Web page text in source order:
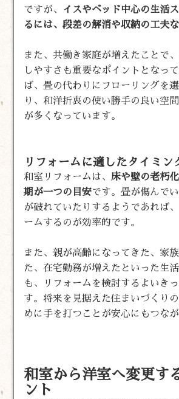
ですが、 イスやベッド中心の生活
るには、段差の解消や収納の工夫
また、共働き家庭が増えたことで
しやすさも重要なポイントとなっ
ば、畳の代わりにフローリングを
り、和洋折衷の使い勝手の良い空
が多くなっています。
リフォームに適したタイミン
和室リフォームは、 床や壁の老朽
期が一つの目安です。畳が傷んで
が破れていたりするようであれば
ームするのが効率的です。
また、親が高齢になってきた、家
た、在宅勤務が増えたといった生
も、リフォームを検討するよいき
す。将来を見据えた住まいづくり
めに手を打つことが安心にもつなが
和室から洋室へ変更す
ント